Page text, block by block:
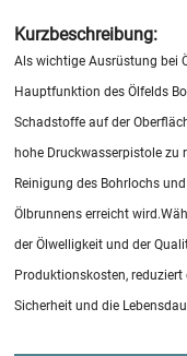
Kurzbeschreibung:
Als wichtige Ausrüstung bei
Hauptfunktion des Ölfelds
Schadstoffe auf der
hohe Druckwasserpistole zu
Reinigung des Bohrlochs
Ölbrunnens erreicht wird.
der Ölwelligkeit und der
Produktionskosten,
Sicherheit und die